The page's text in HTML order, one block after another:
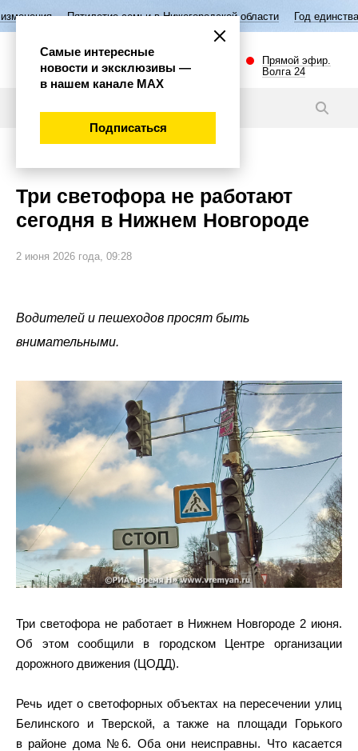
семьи в Нижегородской области Год единства народов России
Прямой эфир.
Волга 24
Три светофора не работают
сегодня в Нижнем Новгороде
2 июня 2026 года, 09:28
Водителей и пешеходов просят быть
внимательными.
Три светофора не работает в Нижнем Новгороде 2 июня.
Об этом сообщили в городском Центре организации
дорожного движения (ЦОДД).
Речь идет о светофорных объектах на пересечении улиц
Белинского и Тверской, а также на площади Горького
в районе дома №6. Оба они неисправны. Что касается
Самые интересные
новости и эксклюзивы —
в нашем канале МАХ
Подписаться